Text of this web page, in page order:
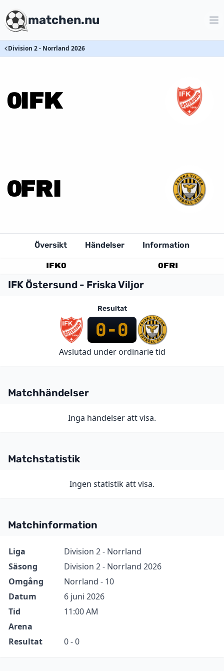
matchen.nu
Division 2 - Norrland 2026
0IFK
0FRI
Översikt Händelser Information
IFK0 0FRI
IFK Östersund - Friska Viljor
Resultat
0-0
Avslutad under ordinarie tid
Matchhändelser
Inga händelser att visa.
Matchstatistik
Ingen statistik att visa.
Matchinformation
Information Värde
Liga
Division 2 - Norrland
Säsong
Division 2 - Norrland 2026
Omgång
Norrland - 10
Datum
6 juni 2026
Tid
11:00 AM
Arena
Resultat
0 - 0